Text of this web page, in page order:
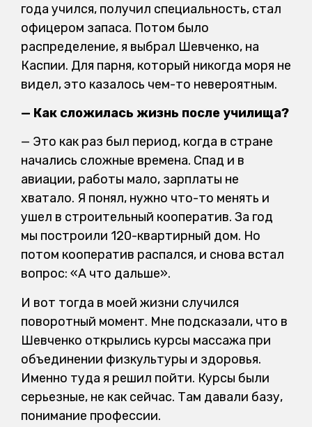
года учился, получил специальность, стал
офицером запаса. Потом было
распределение, я выбрал Шевченко, на
Каспии. Для парня, который никогда моря не
видел, это казалось чем-то невероятным.
— Как сложилась жизнь после училища?
— Это как раз был период, когда в стране
начались сложные времена. Спад и в
авиации, работы мало, зарплаты не
хватало. Я понял, нужно что-то менять и
ушел в строительный кооператив. За год
мы построили 120-квартирный дом. Но
потом кооператив распался, и снова встал
вопрос: «А что дальше».
И вот тогда в моей жизни случился
поворотный момент. Мне подсказали, что в
Шевченко открылись курсы массажа при
объединении физкультуры и здоровья.
Именно туда я решил пойти. Курсы были
серьезные, не как сейчас. Там давали базу,
понимание профессии.